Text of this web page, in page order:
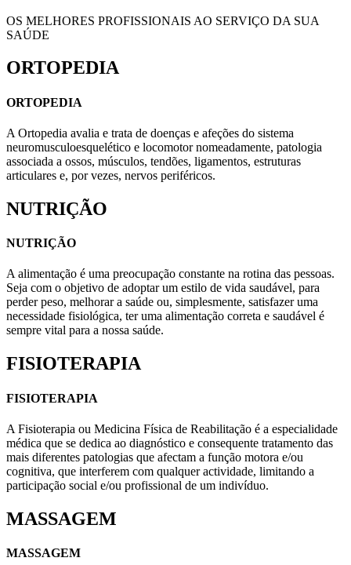
OS MELHORES PROFISSIONAIS AO SERVIÇO DA SUA
SAÚDE
ORTOPEDIA
ORTOPEDIA
A Ortopedia avalia e trata de doenças e afeções do sistema
neuromusculoesquelético e locomotor nomeadamente, patologia
associada a ossos, músculos, tendões, ligamentos, estruturas
articulares e, por vezes, nervos periféricos.
NUTRIÇÃO
NUTRIÇÃO
A alimentação é uma preocupação constante na rotina das pessoas.
Seja com o objetivo de adoptar um estilo de vida saudável, para
perder peso, melhorar a saúde ou, simplesmente, satisfazer uma
necessidade fisiológica, ter uma alimentação correta e saudável é
sempre vital para a nossa saúde.
FISIOTERAPIA
FISIOTERAPIA
A Fisioterapia ou Medicina Física de Reabilitação é a especialidade
médica que se dedica ao diagnóstico e consequente tratamento das
mais diferentes patologias que afectam a função motora e/ou
cognitiva, que interferem com qualquer actividade, limitando a
participação social e/ou profissional de um indivíduo.
MASSAGEM
MASSAGEM